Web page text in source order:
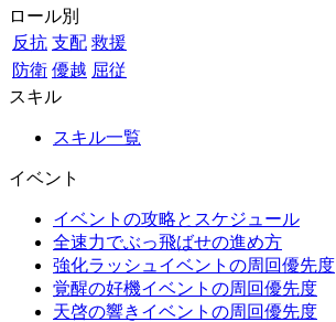
ロール別
反抗 支配 救援
防衛 優越 屈従
スキル
スキル一覧
イベント
イベントの攻略とスケジュール
全速力でぶっ飛ばせの進め方
強化ラッシュイベントの周回優先度
覚醒の好機イベントの周回優先度
天啓の響きイベントの周回優先度